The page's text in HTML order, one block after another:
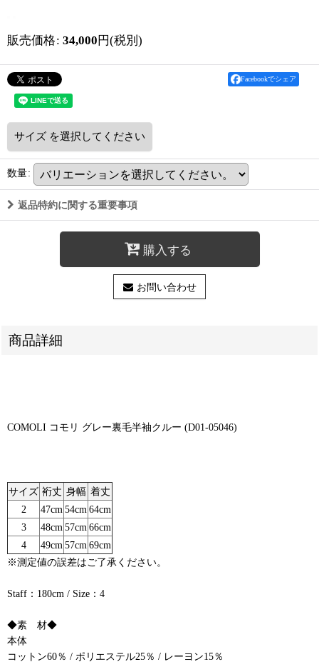
販売価格: 34,000 円(税別)
Facebookでシェア
サイズ を選択してください
数量:
返品特約に関する重要事項
購入する
お問い合わせ
商品詳細
COMOLI コモリ グレー裏毛半袖クルー (D01-05046)
サイズ 裄丈 身幅 着丈
2
47cm 54cm 64cm
3
48cm 57cm 66cm
4
49cm 57cm 69cm
※測定値の誤差はご了承ください。
Staff：180cm / Size：4
◆素 材◆
本体
コットン60％ / ポリエステル25％ / レーヨン15％